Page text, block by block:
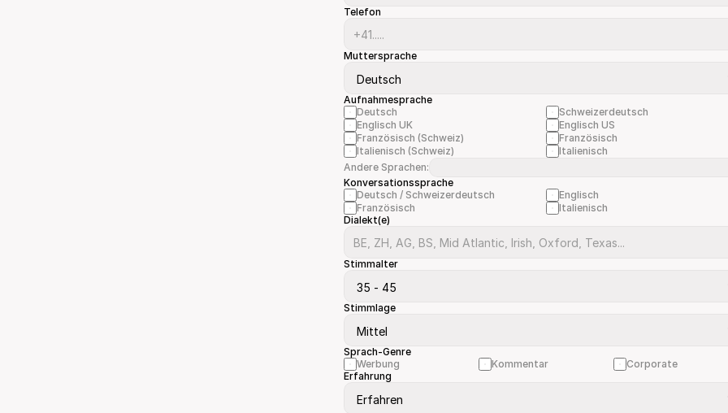
Telefon
Muttersprache
Aufnahmesprache
Deutsch
Schweizerdeutsch
Englisch UK
Englisch US
Französisch (Schweiz)
Französisch
Italienisch (Schweiz)
Italienisch
Andere Sprachen:
Konversationssprache
Deutsch / Schweizerdeutsch
Englisch
Französisch
Italienisch
Dialekt(e)
Stimmalter
Stimmlage
Sprach-Genre
Werbung
Kommentar
Corporate
Erfahrung